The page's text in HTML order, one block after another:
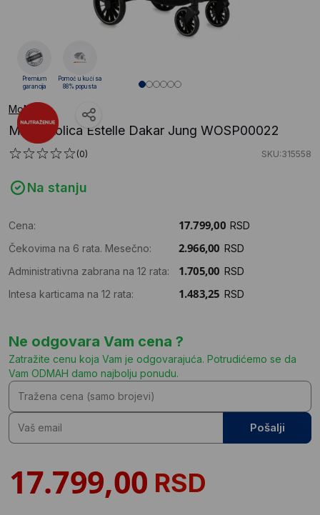
MoMi
MoMi Kolica Estelle Dakar Jung WOSP00022
(0) SKU:315558
Na stanju
Cena:
RSD
Čekovima na 6 rata. Mesečno:
RSD
Administrativna zabrana na 12 rata:
RSD
Intesa karticama na 12 rata:
RSD
Ne odgovara Vam cena ?
Zatražite cenu koja Vam je odgovarajuća. Potrudićemo se da
Vam ODMAH damo najbolju ponudu.
Pošalji
RSD
Premium
garancija
Pomoć u kući sa
88% popusta